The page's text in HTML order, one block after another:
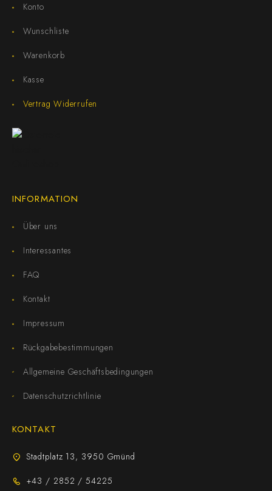
Konto
Wunschliste
Warenkorb
Kasse
Vertrag Widerrufen
INFORMATION
Über uns
Interessantes
FAQ
Kontakt
Impressum
Rückgabebestimmungen
Allgemeine Geschäftsbedingungen
Datenschutzrichtlinie
KONTAKT
Stadtplatz 13, 3950 Gmünd
+43 / 2852 / 54225